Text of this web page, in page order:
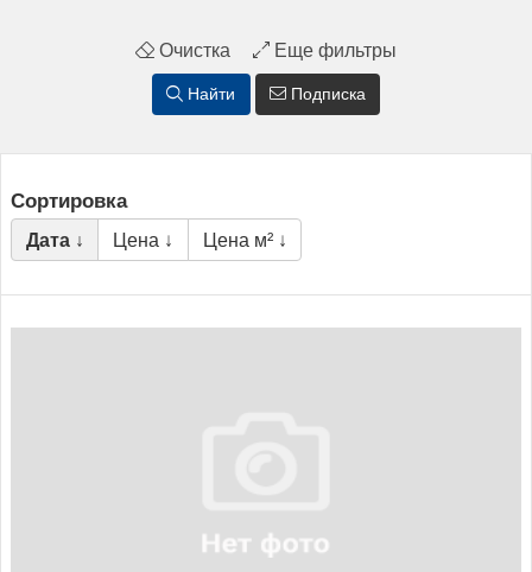
Очистка Еще фильтры
Найти Подписка
Сортировка
Дата ↓ Цена ↓ Цена м² ↓